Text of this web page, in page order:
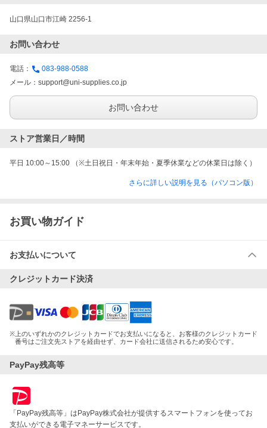
山口県山口市江崎 2256-1
お問い合わせ
電話：
083-988-0588
メール： support@uni-supplies.co.jp
お問い合わせ
ストア営業日／時間
平日 10:00～15:00 （※土日祝日・年末年始・夏季休業などの休業日は除く）
さらに詳しい説明を見る（パソコン版）
お買い物ガイド
お支払いについて
クレジットカード決済
※ 上のいずれかのクレジットカードでお支払いになると、お客様のクレジットカード
番号はご注文先ストアを経由せず、カード会社に送信されるため安心です。
PayPay残高等
「PayPay残高等」はPayPay株式会社が提供するスマートフォンを使ってお
支払いができる電子マネーサービスです。